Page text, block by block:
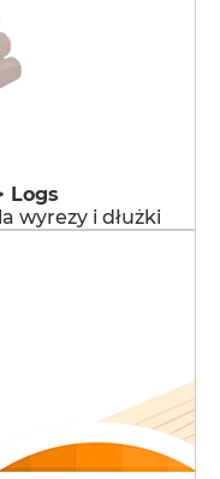
Logs
wyrezy i dłużki